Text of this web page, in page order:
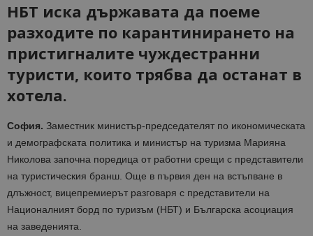
НБТ иска държавата да поеме
разходите по карантинирането на
пристигналите чуждестранни
туристи, които трябва да останат в
хотела.
София. Заместник министър-председателят по икономическата
и демографската политика и министър на туризма Марияна
Николова започна поредица от работни срещи с представители
на туристическия бранш. Още в първия ден на встъпване в
длъжност, вицепремиерът разговаря с представители на
Националният борд по туризъм (НБТ) и Българска асоциация
на заведенията.